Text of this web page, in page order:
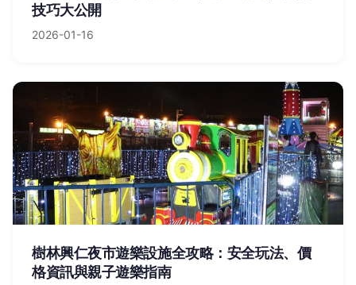
技巧大公開
2026-01-16
樹林興仁夜市遊樂設施全攻略：安全玩法、價
格資訊與親子遊樂指南